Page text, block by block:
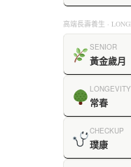
高端長壽養生 ·
SENIOR
黃金歲月
LONGEVITY
常春
CHECKUP
璞康